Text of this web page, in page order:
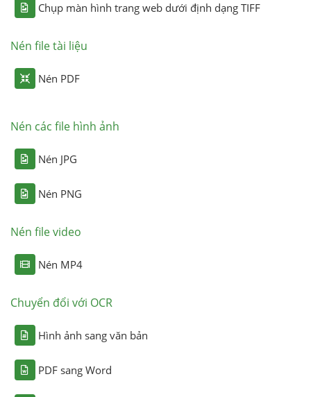
Chụp màn hình trang web dưới định dạng TIFF
Nén file tài liệu
Nén PDF
Nén các file hình ảnh
Nén JPG
Nén PNG
Nén file video
Nén MP4
Chuyển đổi với OCR
Hình ảnh sang văn bản
PDF sang Word